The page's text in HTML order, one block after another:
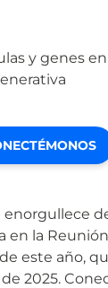
en la
este año,
2025.